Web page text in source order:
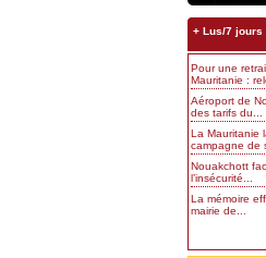
+ Lus/7 jours
Pour une
Mauritanie :
Aéroport de
des tarifs du...
La Mauritanie
campagne de
Nouakchott
l’insécurité...
La mémoire
mairie de...